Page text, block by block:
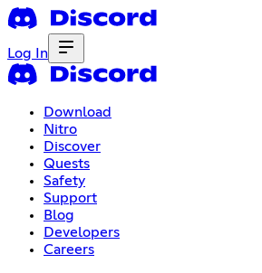
Log In
Download
Nitro
Discover
Quests
Safety
Support
Blog
Developers
Careers